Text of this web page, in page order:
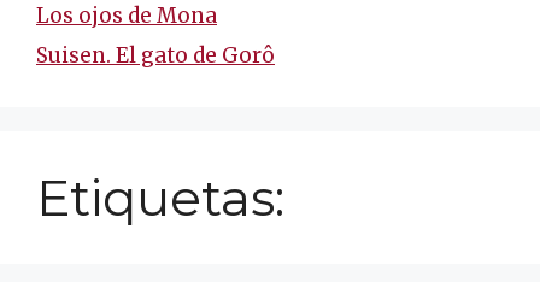
Los ojos de Mona
Suisen. El gato de Gorô
Etiquetas: